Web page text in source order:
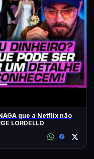
que a Netflix não
LORDELLO